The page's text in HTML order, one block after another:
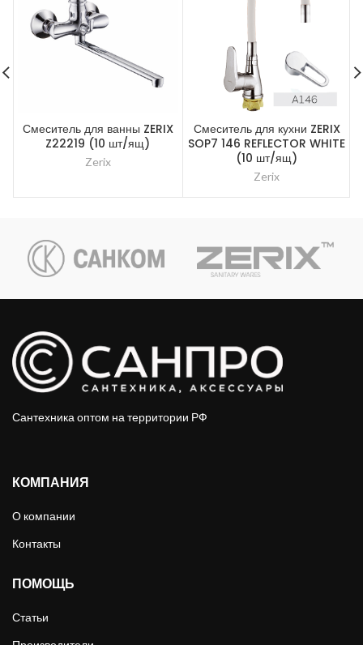
Смеситель для ванны ZERIX
Z22219 (10 шт/ящ)
Zerix
Смеситель для кухни ZERIX
SOP7 146 REFLECTOR WHITE
(10 шт/ящ)
Zerix
Сантехника оптом на территории РФ
КОМПАНИЯ
О компании
Контакты
ПОМОЩЬ
Статьи